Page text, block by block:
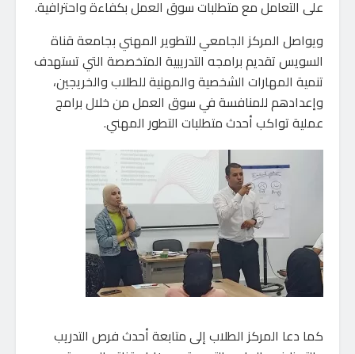
على التعامل مع متطلبات سوق العمل بكفاءة واحترافية.
ويواصل المركز الجامعي للتطوير المهني بجامعة قناة
السويس تقديم برامجه التدريبية المتخصصة التي تستهدف
تنمية المهارات الشخصية والمهنية للطلاب والخريجين،
وإعدادهم للمنافسة في سوق العمل من خلال برامج
عملية تواكب أحدث متطلبات التطور المهني.
كما دعا المركز الطلاب إلى متابعة أحدث فرص التدريب